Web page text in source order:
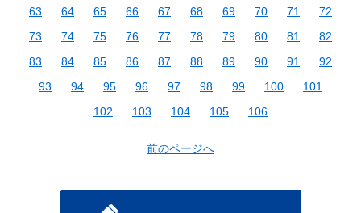
63
64 65 66 67 68 69 70 71
72
73
74 75 76 77 78 79 80 81
82
83
84 85 86 87 88 89 90 91
92
93
94 95 96 97 98 99 100
101
102
103 104 105 106
前のページへ